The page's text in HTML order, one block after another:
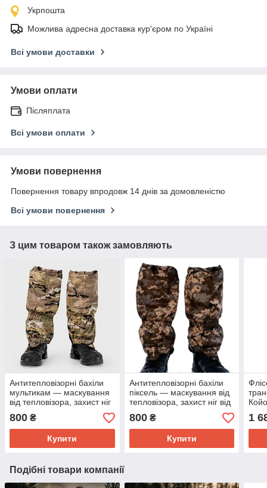
Укрпошта
Можлива адресна доставка кур'єром по Україні
Всі умови доставки
Умови оплати
Післяплата
Всі умови оплати
Умови повернення
Повернення товару впродовж 14 днів за домовленістю
Всі умови повернення
З цим товаром також замовляють
Антитепловізорні бахіли
мультикам — маскування
від тепловізора, захист ніг
від ІЧ-випромінювання
800 ₴
Купити
Антитепловізорні бахіли
піксель — маскування від
тепловізора, захист ніг від
ІЧ-випромінювання
800₴
Купити
1
Подібні товари компанії